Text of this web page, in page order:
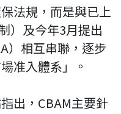
法規，而是與已上
）及今年3月提出
）相互串聯，逐步
准入體系」。
出，CBAM主要針